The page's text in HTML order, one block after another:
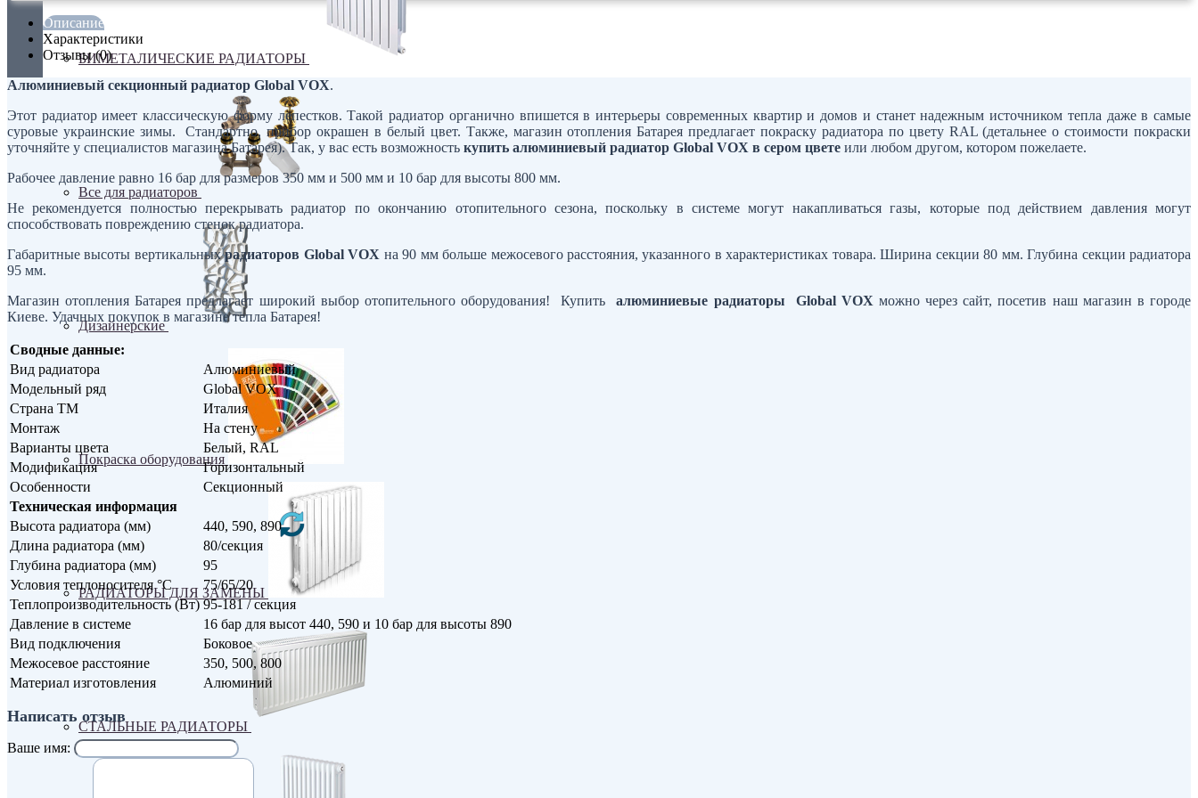
БИМЕТАЛИЧЕСКИЕ РАДИАТОРЫ
Все для радиаторов
Дизайнерские
Покраска оборудования
РАДИАТОРЫ ДЛЯ ЗАМЕНЫ
СТАЛЬНЫЕ РАДИАТОРЫ
Описание
Характеристики
Отзывы (0)
Алюминиевый секционный радиатор Global VOX.
Этот радиатор имеет классическую форму лепестков. Такой радиатор органично впишется в интерьеры современных квартир и домов и станет надежным источником тепла даже в самые
суровые украинские зимы. Стандартно, прибор окрашен в белый цвет. Также, магазин отопления Батарея предлагает покраску радиатора по цвету RAL (детальнее о стоимости покраски
уточняйте у специалистов магазина Батарея). Так, у вас есть возможность купить алюминиевый радиатор Global VOX в сером цвете или любом другом, котором пожелаете.
Рабочее давление равно 16 бар для размеров 350 мм и 500 мм и 10 бар для высоты 800 мм.
Не рекомендуется полностью перекрывать радиатор по окончанию отопительного сезона, поскольку в системе могут накапливаться газы, которые под действием давления могут
способствовать повреждению стенок радиатора.
Габаритные высоты вертикальныхрадиаторов Global VOX на 90 мм больше межосевого расстояния, указанного в характеристиках товара. Ширина секции 80 мм. Глубина секции радиатора
95 мм.
Магазин отопления Батарея предлагает широкий выбор отопительного оборудования! Купитьалюминиевые радиаторы Global VOX можно через сайт, посетив наш магазин в городе
Киеве. Удачных покупок в магазине тепла Батарея!
Сводные данные:
Вид радиатора
Алюминиевый
Модельный ряд
Global VOX
Страна ТМ
Италия
Монтаж
На стену
Варианты цвета
Белый, RAL
Модификация
Горизонтальный
Особенности
Секционный
Техническая информация
Высота радиатора (мм)
440, 590, 890
Длина радиатора (мм)
80/секция
Глубина радиатора (мм)
95
Условия теплоносителя °С
75/65/20
Теплопроизводительность (Вт) 95-181 / секция
Давление в системе
16 бар для высот 440, 590 и 10 бар для высоты 890
Вид подключения
Боковое
Межосевое расстояние
350, 500, 800
Материал изготовления
Алюминий
Написать отзыв
Ваше имя: